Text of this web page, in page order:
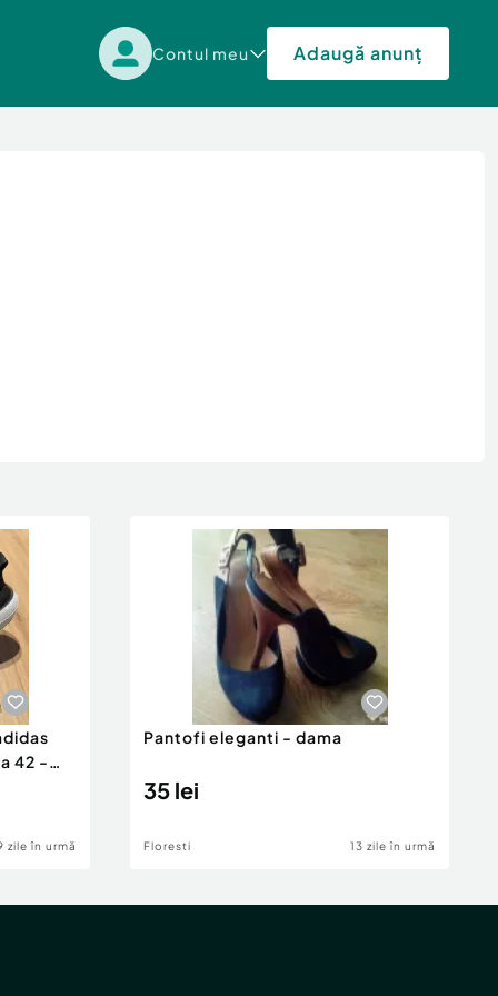
Contul meu Adaugă anunț
42 -
zile în urmă
Pantofi eleganti - dama
35 lei
Floresti 13 zile în urmă